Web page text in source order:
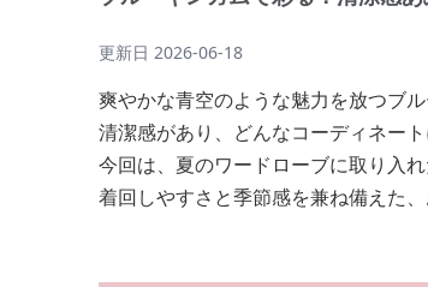
更新日 2026-06-18
爽やかな青空のような魅力を放つブル
清潔感があり、どんなコーディネー
今回は、夏のワードローブに取り入
着回しやすさと季節感を兼ね備えた